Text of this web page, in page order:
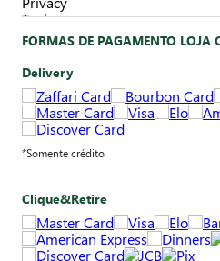
FORMAS DE PAGAMENTO LOJA
Delivery
*Somente crédito
Clique&Retire